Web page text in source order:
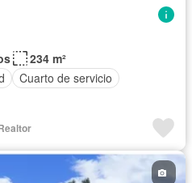
234 m²
Cuarto de servicio